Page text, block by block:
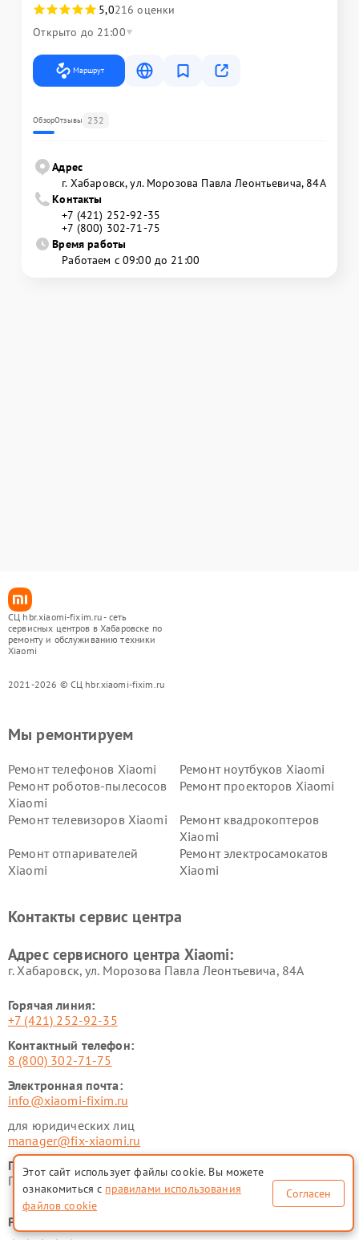
5,0216 оценки
Открыто до 21:00
Маршрут
ОбзорОтзывы 232
Адрес
г. Хабаровск, ул. Морозова Павла Леонтьевича, 84А
Контакты
+7 (421) 252-92-35
+7 (800) 302-71-75
Время работы
Работаем с 09:00 до 21:00
СЦ hbr.xiaomi-fixim.ru - сеть
сервисных центров в Хабаровске по
ремонту и обслуживанию техники
Xiaomi
2021-2026 © СЦ hbr.xiaomi-fixim.ru
Мы ремонтируем
Ремонт телефонов Xiaomi
Ремонт ноутбуков Xiaomi
Ремонт роботов-пылесосов
Xiaomi
Ремонт проекторов Xiaomi
Ремонт телевизоров Xiaomi
Ремонт квадрокоптеров
Xiaomi
Ремонт отпаривателей
Xiaomi
Ремонт электросамокатов
Xiaomi
Ремонт стиральных машин
Ремонт смарт-часов Xiaomi
Контакты сервис центра
Адрес сервисного центра Xiaomi:
г. Хабаровск, ул. Морозова Павла Леонтьевича, 84А
Горячая линия:
+7 (421) 252-92-35
Контактный телефон:
8 (800) 302-71-75
Электронная почта:
info@xiaomi-fixim.ru
для юридических лиц
manager@fix-xiaomi.ru
График работы:
ПН-ВСК с 9:00 до 21:00 без перерывов и выходных
Рейтинг сервисного центра
Этот сайт использует файлы cookie. Вы можете
ознакомиться с правилами использования
файлов cookie
Согласен